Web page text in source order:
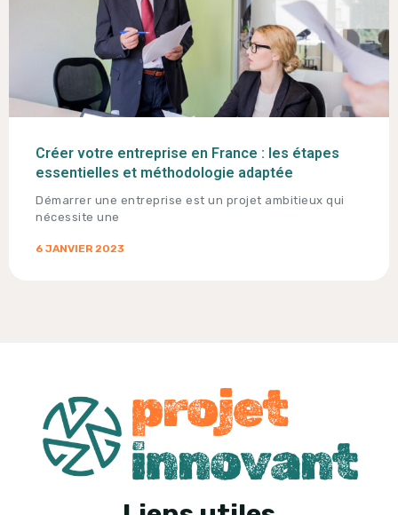
Créer votre entreprise en France : les étapes
essentielles et méthodologie adaptée
Démarrer une entreprise est un projet ambitieux qui
nécessite une
6 JANVIER 2023